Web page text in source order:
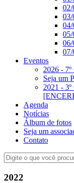
02/
03/
04/
05/
06/
07/
Eventos
2026 -
Seja um
2021 -
Agenda
Notícias
Álbum de fotos
Seja um
Contato
2022